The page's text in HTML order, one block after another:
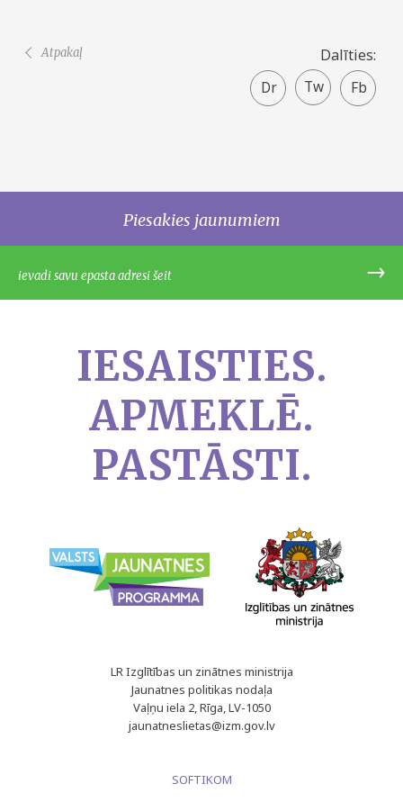
Dalīties:
Facebook
share
Twitter
Atpakaļ
Piesakies jaunumiem
IESAISTIES.
APMEKLĒ.
PASTĀSTI.
LR Izglītības un zinātnes ministrija
Jaunatnes politikas nodaļa
Vaļņu iela 2, Rīga, LV-1050
jaunatneslietas@izm.gov.lv
SOFTIKOM